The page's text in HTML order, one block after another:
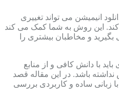
انیمیشن می تواند تغییری
کند. این روش به شما کمک می کند
و مخاطبان بیشتری را
باید با دانش کافی و از منابع
باشد. در این مقاله قصد
زبانی ساده و کاربردی بررسی